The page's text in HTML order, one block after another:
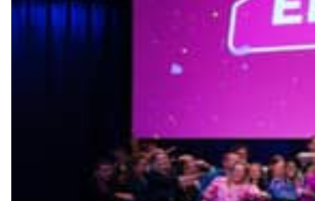
Wij organiseren vrolijke en verbindende
waar buurtbewoners gezellig met elkaar gaan
Je ziet een hele mooie samenwerking ontstaan.
bijvoorbeeld. Maar ook bedrijven en goede doelen
met andere werkgevers. Wat je ook kan doen
Je leert ze gewoon gedag zeggen, op tijd
ongelooflijke drijfveer van lekker in je vel zitten.